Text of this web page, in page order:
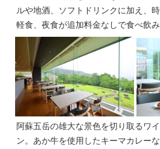
ルや地酒、ソフトドリンクに加え、
軽食、夜食が追加料金なしで食べ飲
阿蘇五岳の雄大な景色を切り取るワ
ン。あか牛を使用したキーマカレー